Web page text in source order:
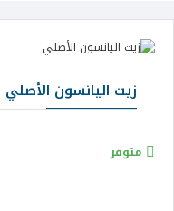
زيت اليانسون الأصلي
متوفر